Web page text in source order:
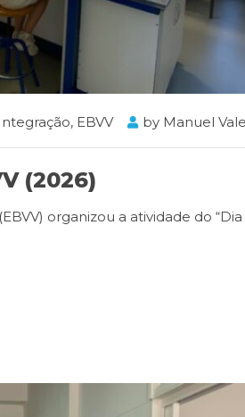
, EBVV by Manuel
(2026)
organizou a atividade do